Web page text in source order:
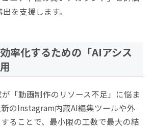
を支援します。
率化するための「AIアシス
「動画制作のリソース不足」に悩ま
のInstagram内蔵AI編集ツールや外
ることで、最小限の工数で最大の結